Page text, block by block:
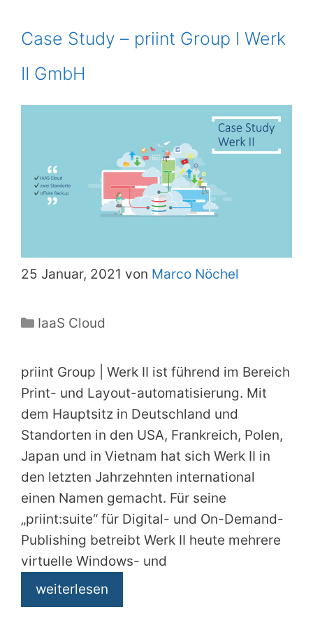
Case Study – priint Group I Werk
II GmbH
25 Januar, 2021 von Marco Nöchel
Kategorien
IaaS Cloud
priint Group | Werk II ist führend im Bereich
Print- und Layout-automatisierung. Mit
dem Hauptsitz in Deutschland und
Standorten in den USA, Frankreich, Polen,
Japan und in Vietnam hat sich Werk II in
den letzten Jahrzehnten international
einen Namen gemacht. Für seine
„priint:suite“ für Digital- und On-Demand-
Publishing betreibt Werk II heute mehrere
virtuelle Windows- und
weiterlesen